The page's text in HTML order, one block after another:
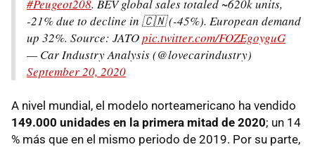
#Peugeot208. BEV global sales totaled ~620k units,
-21% due to decline in 🇨🇳 (-45%). European demand
up 32%. Source: JATOpic.twitter.com/FOZEgoyguG
— Car Industry Analysis (@lovecarindustry)
September 20, 2020
A nivel mundial, el modelo norteamericano ha vendido
149.000 unidades en la primera mitad de 2020; un 14
% más que en el mismo periodo de 2019. Por su parte,